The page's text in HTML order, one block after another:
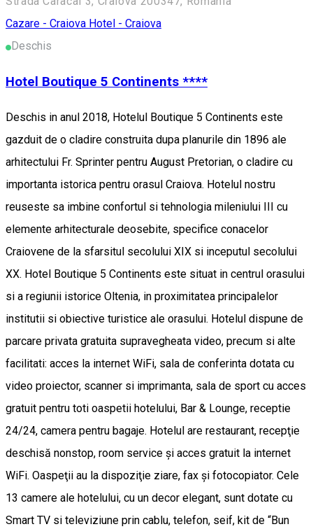
Cazare - Craiova Hotel - Craiova
Deschis
Hotel Boutique 5 Continents ****
Deschis in anul 2018, Hotelul Boutique 5 Continents este
gazduit de o cladire construita dupa planurile din 1896 ale
arhitectului Fr. Sprinter pentru August Pretorian, o cladire cu
importanta istorica pentru orasul Craiova. Hotelul nostru
reuseste sa imbine confortul si tehnologia mileniului III cu
elemente arhitecturale deosebite, specifice conacelor
Craiovene de la sfarsitul secolului XIX si inceputul secolului
XX. Hotel Boutique 5 Continents este situat in centrul orasului
si a regiunii istorice Oltenia, in proximitatea principalelor
institutii si obiective turistice ale orasului. Hotelul dispune de
parcare privata gratuita supravegheata video, precum si alte
facilitati: acces la internet WiFi, sala de conferinta dotata cu
video proiector, scanner si imprimanta, sala de sport cu acces
gratuit pentru toti oaspetii hotelului, Bar & Lounge, receptie
24/24, camera pentru bagaje. Hotelul are restaurant, recepţie
deschisă nonstop, room service şi acces gratuit la internet
WiFi. Oaspeţii au la dispoziţie ziare, fax şi fotocopiator. Cele
13 camere ale hotelului, cu un decor elegant, sunt dotate cu
Smart TV si televiziune prin cablu, telefon, seif, kit de “Bun